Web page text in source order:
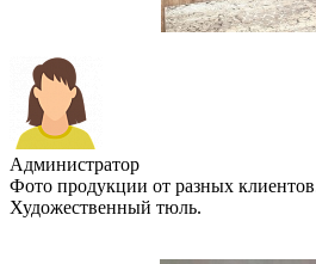
Администратор
Фото продукции от разных
Художественный тюль.